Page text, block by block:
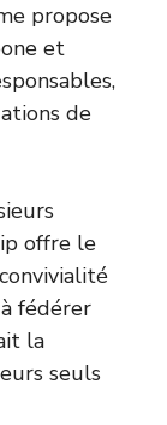
propose
et
de
offre le
fédérer
la
seuls